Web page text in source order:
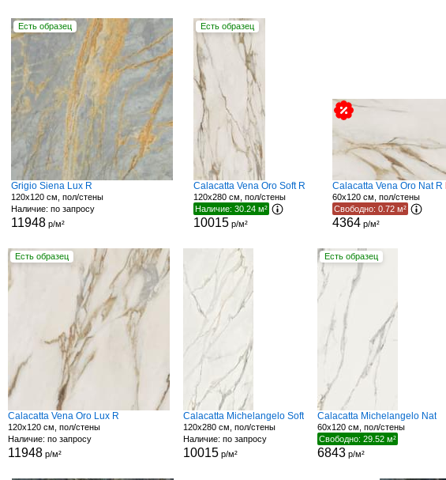
Есть образец
Grigio Siena Lux R
120x120 см, пол/стены
Наличие: по запросу
11948 р/м²
Есть образец
Calacatta Vena Oro Soft R
120x280 см, пол/стены
Наличие: 30.24 м²
10015 р/м²
Calacatta Vena Oro Nat R
60x120 см, пол/стены
Свободно: 0.72 м²
4364 р/м²
Есть образец
Calacatta Vena Oro Lux R
120x120 см, пол/стены
Наличие: по запросу
11948 р/м²
Calacatta Michelangelo Soft
120x280 см, пол/стены
Наличие: по запросу
10015 р/м²
Есть образец
Calacatta Michelangelo Nat
60x120 см, пол/стены
Свободно: 29.52 м²
6843 р/м²